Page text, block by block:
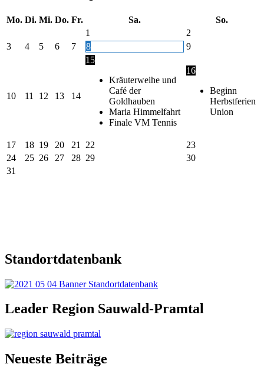
Mo. Di. Mi. Do. Fr. Sa.
So.
1
2
3
4 5 6 7 8 9
10 11 12 13 14
15
Kräuterweihe und
Café der
Goldhauben
Maria Himmelfahrt
Finale VM Tennis
16
Beginn
Herbstferien
Union
17 18 19 20 21 22
23
24
25 26 27 28 29
30
31
Standortdatenbank
Leader Region Sauwald-Pramtal
Neueste Beiträge